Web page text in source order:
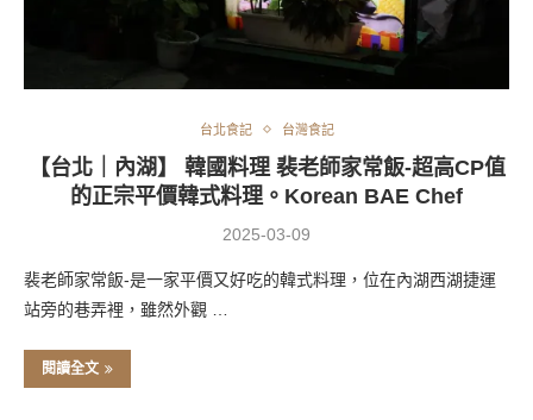
台北食記 台灣食記
【台北｜內湖】 韓國料理 裴老師家常飯-超高CP值
的正宗平價韓式料理。Korean BAE Chef
2025-03-09
裴老師家常飯-是一家平價又好吃的韓式料理，位在內湖西湖捷運
站旁的巷弄裡，雖然外觀 …
閱讀全文